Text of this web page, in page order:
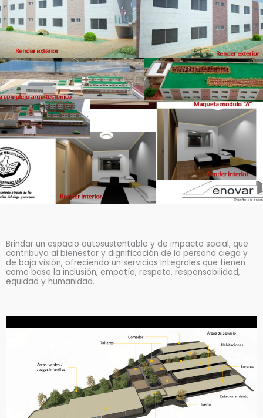
Brindar un espacio autosustentable y de impacto social, que
contribuya al bienestar y dignificación de la persona ciega y
de baja visión, ofreciendo un servicios integrales que tienen
como base la inclusión, empatía, respeto, responsabilidad,
equidad y humanidad.